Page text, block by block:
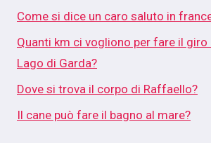
Come si dice un caro saluto in
Quanti km ci vogliono per fare il
Lago di Garda?
Dove si trova il corpo di Raffaello?
Il cane può fare il bagno al mare?